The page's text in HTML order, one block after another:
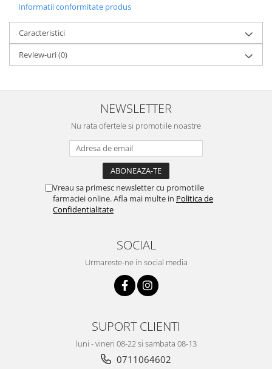
Informatii conformitate produs
Caracteristici
Review-uri(0)
NEWSLETTER
Nu rata ofertele si promotiile noastre
Vreau sa primesc newsletter cu promotiile
farmaciei online. Afla mai multe in Politica de
Confidentialitate
SOCIAL
Urmareste-ne in social media
SUPORT CLIENTI
luni - vineri 08-22 si sambata 08-13
0711064602